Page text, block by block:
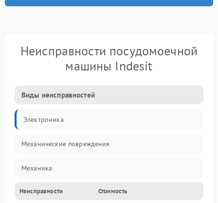
Неисправности посудомоечной
машины Indesit
Виды неисправностей
Электроника
Механические повреждения
Механика
Управление
Неисправности Стоимость